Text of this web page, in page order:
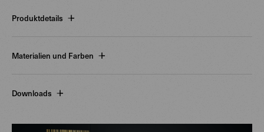
Produktdetails
Materialien und Farben
Downloads